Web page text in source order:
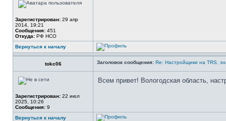
Зарегистрирован: 29 апр
2014, 19:21
Сообщения: 451
Откуда: РФ НСО
Вернуться к началу
tokc06 Заголовок сообщения: Re: Настройщики на TRS,
Зарегистрирован: 22 июл
2025, 10:26
Сообщения: 9
Всем привет! Вологодская область,
Вернуться к началу